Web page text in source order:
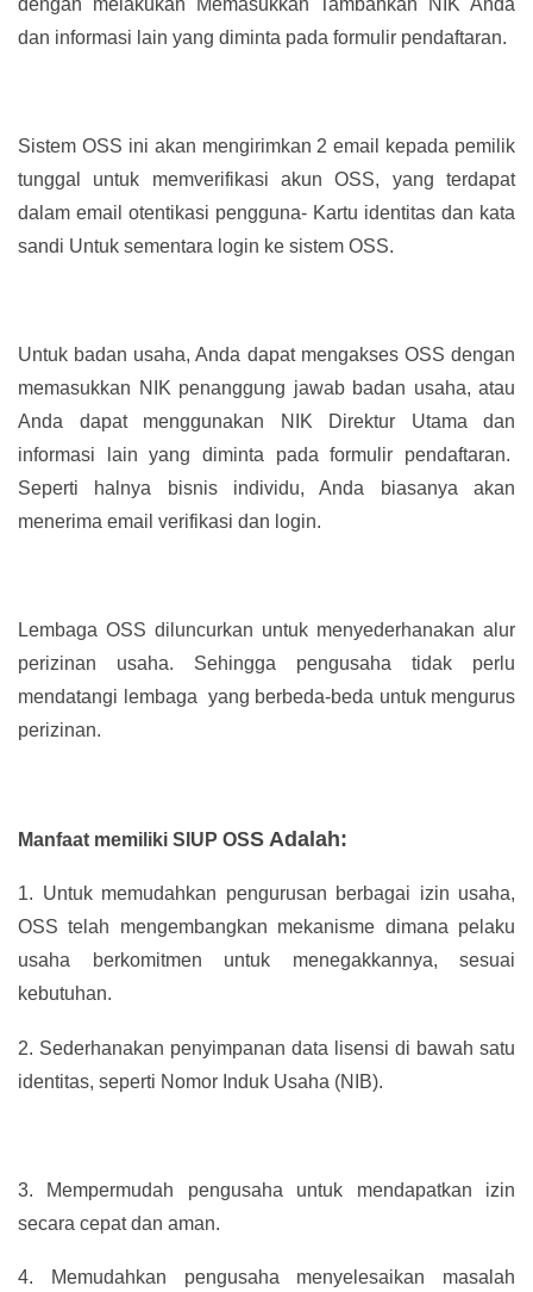
dan informasi lain yang diminta pada formulir pendaftaran.
Sistem OSS ini akan mengirimkan 2 email kepada pemilik
tunggal untuk memverifikasi akun OSS, yang terdapat
dalam email otentikasi pengguna- Kartu identitas dan kata
sandi Untuk sementara login ke sistem OSS.
Untuk badan usaha, Anda dapat mengakses OSS dengan
memasukkan NIK penanggung jawab badan usaha, atau
Anda dapat menggunakan NIK Direktur Utama dan
informasi lain yang diminta pada formulir pendaftaran.
Seperti halnya bisnis individu, Anda biasanya akan
menerima email verifikasi dan login.
Lembaga OSS diluncurkan untuk menyederhanakan alur
perizinan usaha. Sehingga pengusaha tidak perlu
mendatangi lembaga yang berbeda-beda untuk mengurus
perizinan.
Manfaat memiliki SIUP OSS Adalah:
1. Untuk memudahkan pengurusan berbagai izin usaha,
OSS telah mengembangkan mekanisme dimana pelaku
usaha berkomitmen untuk menegakkannya, sesuai
kebutuhan.
2. Sederhanakan penyimpanan data lisensi di bawah satu
identitas, seperti Nomor Induk Usaha (NIB).
3.
Mempermudah pengusaha untuk mendapatkan izin
secara cepat dan aman.
4. Memudahkan pengusaha menyelesaikan masalah